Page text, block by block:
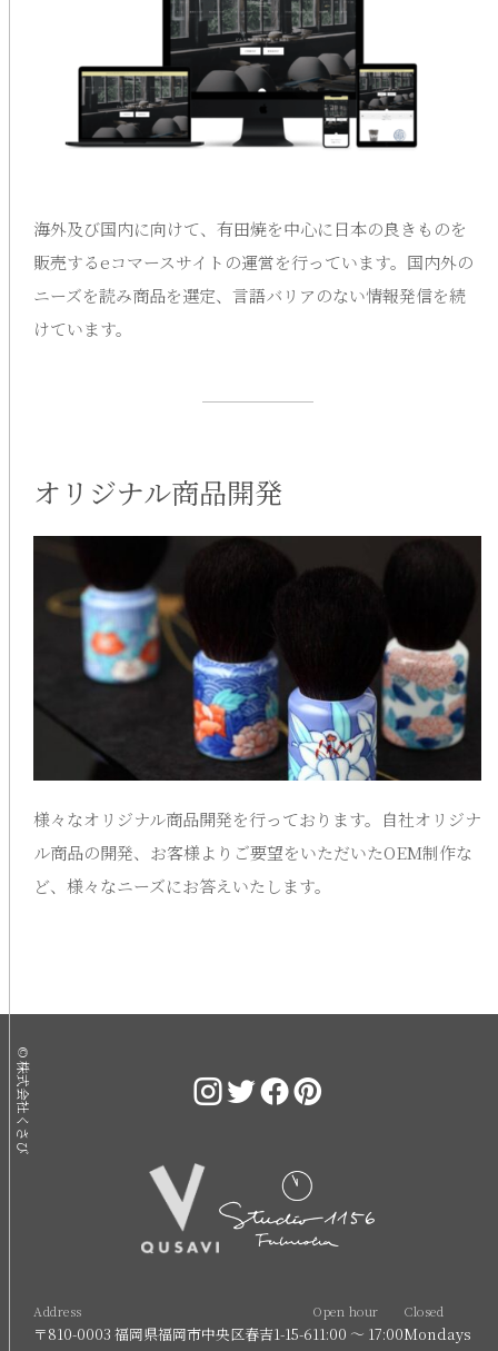
海外及び国内に向けて、有田焼を中心に日本の良きものを
販売するeコマースサイトの運営を行っています。国内外の
ニーズを読み商品を選定、言語バリアのない情報発信を続
けています。
オリジナル商品開発
様々なオリジナル商品開発を行っております。自社オリジナ
ル商品の開発、お客様よりご要望をいただいたOEM制作な
ど、様々なニーズにお答えいたします。
© 株式会社くさび
Address
〒810-0003 福岡県福岡市中央区春吉1-15-6
Open hour
11:00 〜 17:00
Closed
Mondays